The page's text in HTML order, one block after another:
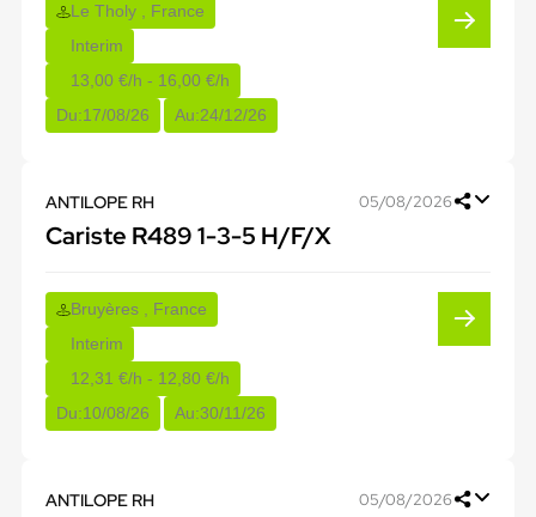
Le Tholy , France
Interim
13,00 €/h - 16,00 €/h
Du:17/08/26 Au:24/12/26
ANTILOPE RH 05/08/2026
Cariste R489 1-3-5 H/F/X
Bruyères , France
Interim
12,31 €/h - 12,80 €/h
Du:10/08/26 Au:30/11/26
ANTILOPE RH 05/08/2026